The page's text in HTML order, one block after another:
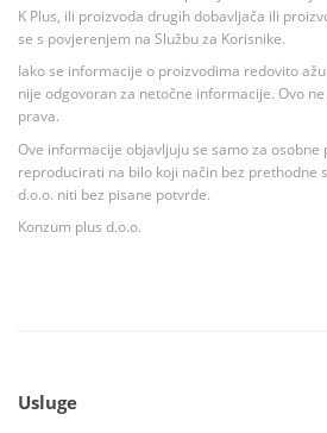
K Plus, ili proizvoda drugih dobavljača ili
se s povjerenjem na Službu za Korisnike.
Iako se informacije o proizvodima redovito
nije odgovoran za netočne informacije. Ovo
prava.
Ove informacije objavljuju se samo za
reproducirati na bilo koji način bez prethodne
d.o.o. niti bez pisane potvrde.
Konzum plus d.o.o.
Usluge